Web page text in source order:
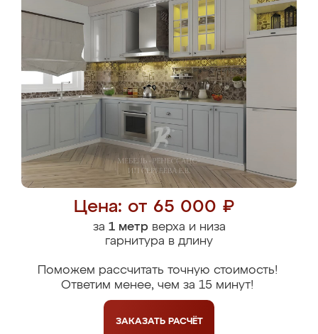
Цена: от 65 000 ₽
за 1 метрверха и низа
гарнитура в длину
Поможем рассчитать точную стоимость!
Ответим менее, чем за 15 минут!
ЗАКАЗАТЬ РАСЧЁТ